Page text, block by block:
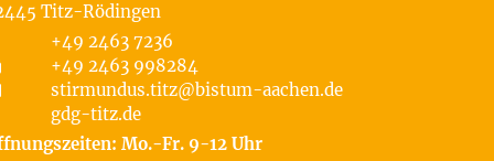
Titz-Rödingen
+49 2463 7236
+49 2463 998284
stirmundus.titz@bistum-aachen.de
gdg-titz.de
Mo.-Fr. 9-12 Uhr